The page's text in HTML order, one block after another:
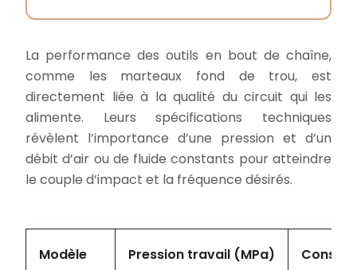
La performance des outils en bout de chaîne,
comme les marteaux fond de trou, est
directement liée à la qualité du circuit qui les
alimente. Leurs spécifications techniques
révèlent l’importance d’une pression et d’un
débit d’air ou de fluide constants pour atteindre
le couple d’impact et la fréquence désirés.
Modèle Pression travail (MPa)